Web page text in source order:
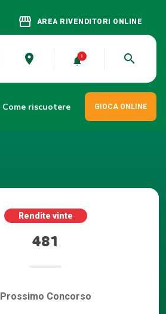
storefront AREA RIVENDITORI ONLINE
place search
Come riscuotere GIOCA ONLINE
Rendite vinte
481
Prossimo Concorso